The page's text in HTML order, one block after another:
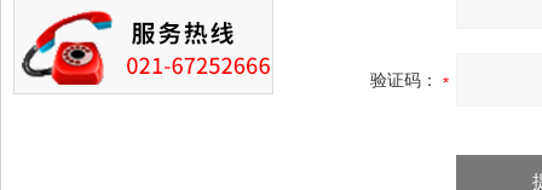
验证码：